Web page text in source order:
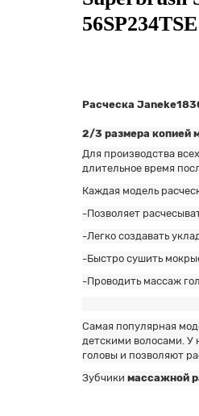
56SP234TSE
Расческа
2/3 размера копией
Для производства
длительное время
Каждая модель
-Позволяет
-Легко создавать
-Быстро сушить
-Проводить массаж
Самая популярная
детскими волосами. У
головы и позволяют
Зубчики массажной